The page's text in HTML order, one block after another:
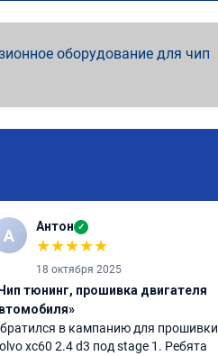
оборудование для чип
А Антон ✓
★★★★★
18 октября 2025
тюнинг, прошивка двигателя
в кампанию для прошивки
xc60 2.4 d3 под stage 1. Ребята